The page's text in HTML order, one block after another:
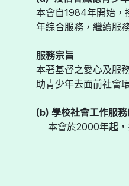
本會自1984年開始，
年綜合服務，繼續服
服務宗旨
本著基督之愛心及服
助青少年去面前社會
(b) 學校社會工作服
本會於2000年起，